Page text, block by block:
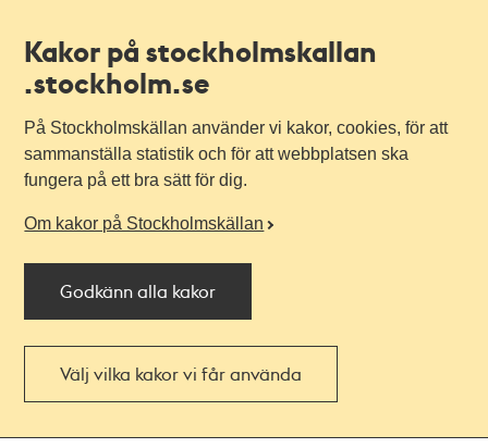
Kakor på stockholmskallan
.stockholm.se
På Stockholmskällan använder vi kakor, cookies, för att
sammanställa statistik och för att webbplatsen ska
fungera på ett bra sätt för dig.
Om kakor på Stockholmskällan
Godkänn alla kakor
Välj vilka kakor vi får använda